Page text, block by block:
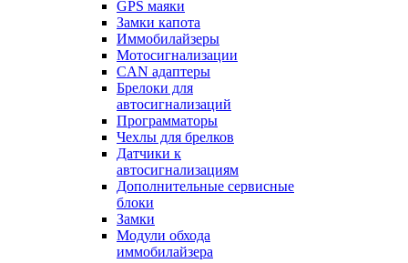
GPS маяки
Замки капота
Иммобилайзеры
Мотосигнализации
CAN адаптеры
Брелоки для
автосигнализаций
Программаторы
Чехлы для брелков
Датчики к
автосигнализациям
Дополнительные сервисные
блоки
Замки
Модули обхода
иммобилайзера